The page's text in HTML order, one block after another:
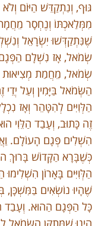
גּוּף, וְנִתְקַדֵּשׁ הַיּוֹם
מִמְּלַאכְתּוֹ וְנֶחְסָר מֵחֲמָת
שֶׁנִּתְקַדְּשׁוּ יִשְׂרָאֵל
שְׂמֹאל, אָז נִשְׁלָם
שְׂמֹאל, מֵחֲמַת מְצִיאוּת
הַשְּׂמֹאל בַּיָּמִין וְעַל
הַלְּוִיִּים לְהִטָּהֵר וְאָז
זֶה כָּתוּב, וְעָבַד הַלֵּוִי
הִשְׁלִים פְּגָם הָעוֹלָם.
כְּשֶׁבָּרָא הַקָּדוֹשׁ בָּרוּךְ
הַלְּוִיִּים בָּאָרוֹן
שֶׁהָיוּ נוֹשְׂאִים
כָּל הַפְּגָם הַהוּא. וְעָבַד
הַיְנוּ שֶׁמְּתַקֵּן הַשְּׂמֹאל